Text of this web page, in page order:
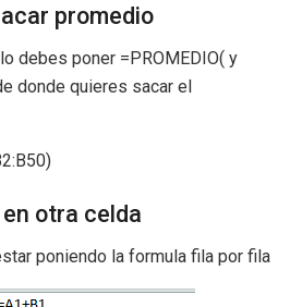
promedio
debes poner =PROMEDIO( y
donde quieres sacar el
otra celda
poniendo la formula fila por fila